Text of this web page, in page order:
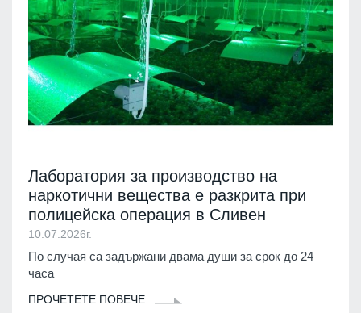
Лаборатория за производство на
наркотични вещества е разкрита при
полицейска операция в Сливен
10.07.2026г.
По случая са задържани двама души за срок до 24
часа
ПРОЧЕТЕТЕ ПОВЕЧЕ